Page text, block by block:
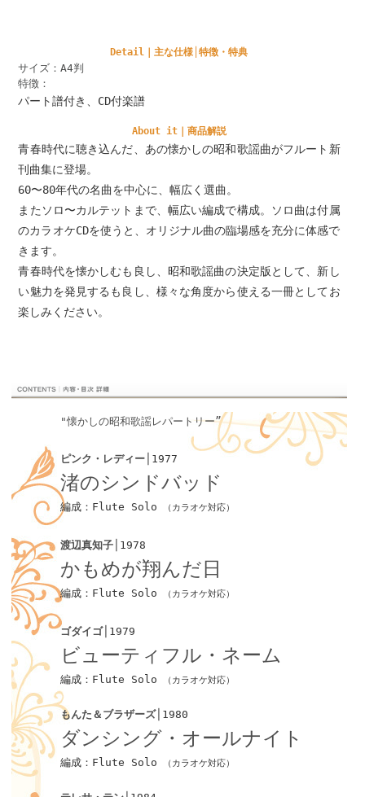
Detail｜主な仕様│特徴・特典
サイズ：A4判
特徴：
パート譜付き、CD付楽譜
About it｜商品解説
青春時代に聴き込んだ、あの懐かしの昭和歌謡曲がフルート新
刊曲集に登場。
60〜80年代の名曲を中心に、幅広く選曲。
またソロ〜カルテットまで、幅広い編成で構成。ソロ曲は付属
のカラオケCDを使うと、オリジナル曲の臨場感を充分に体感で
きます。
青春時代を懐かしむも良し、昭和歌謡曲の決定版として、新し
い魅力を発見するも良し、様々な角度から使える一冊としてお
楽しみください。
"懐かしの昭和歌謡レパートリー”
ピンク・レディー│1977
渚のシンドバッド
編成：Flute Solo （カラオケ対応）
渡辺真知子│1978
かもめが翔んだ日
編成：Flute Solo （カラオケ対応）
ゴダイゴ│1979
ビューティフル・ネーム
編成：Flute Solo （カラオケ対応）
もんた＆ブラザーズ│1980
ダンシング・オールナイト
編成：Flute Solo （カラオケ対応）